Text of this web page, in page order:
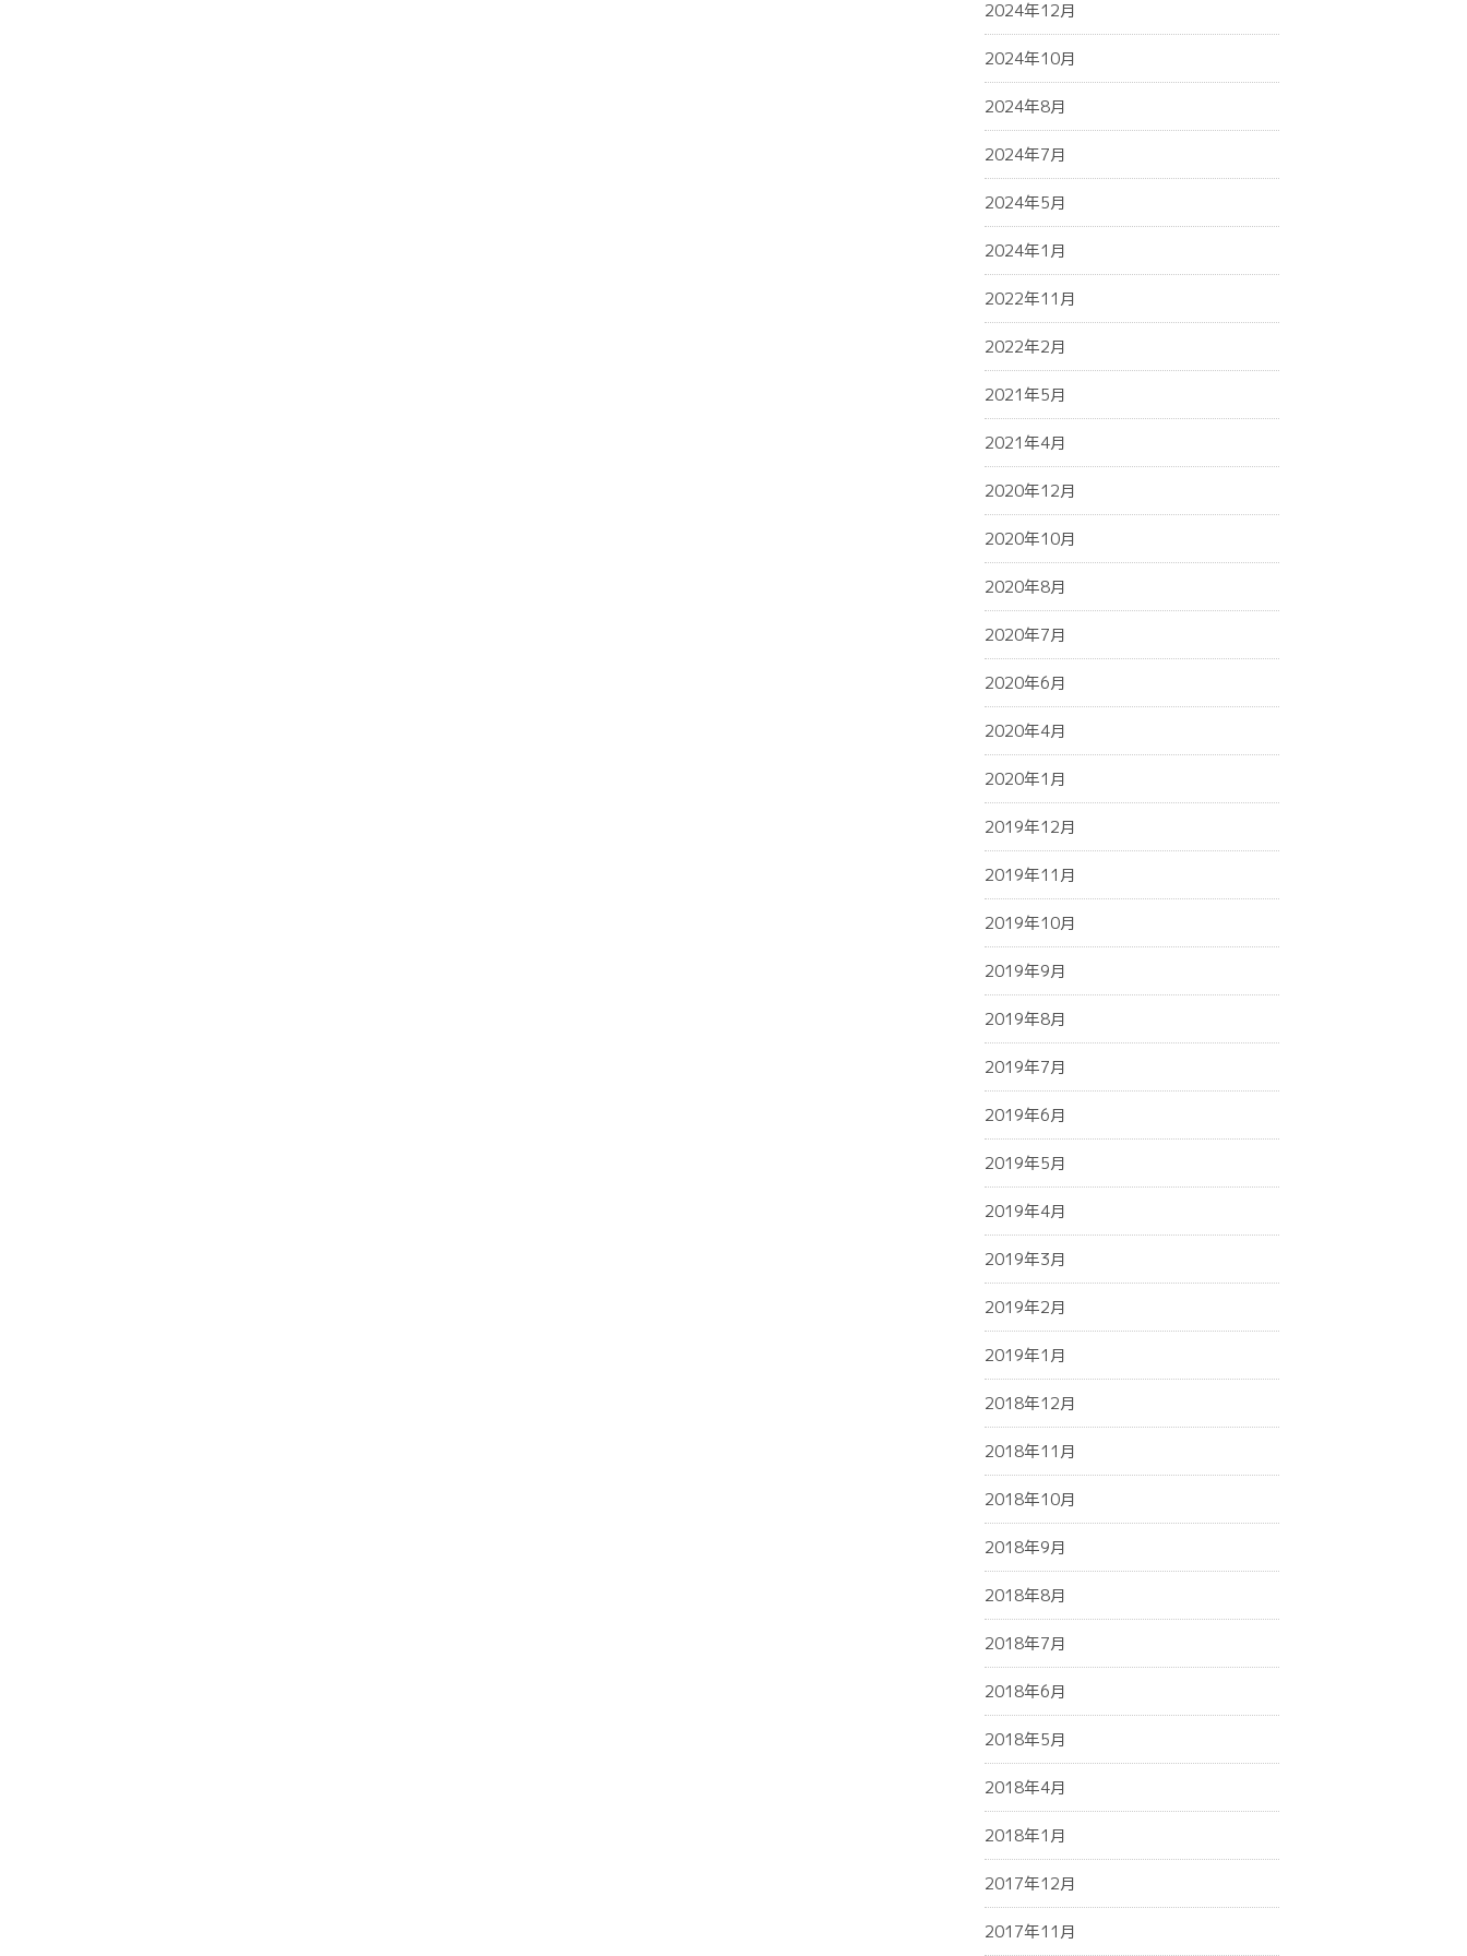
2024年12月
2024年10月
2024年8月
2024年7月
2024年5月
2024年1月
2022年11月
2022年2月
2021年5月
2021年4月
2020年12月
2020年10月
2020年8月
2020年7月
2020年6月
2020年4月
2020年1月
2019年12月
2019年11月
2019年10月
2019年9月
2019年8月
2019年7月
2019年6月
2019年5月
2019年4月
2019年3月
2019年2月
2019年1月
2018年12月
2018年11月
2018年10月
2018年9月
2018年8月
2018年7月
2018年6月
2018年5月
2018年4月
2018年1月
2017年12月
2017年11月